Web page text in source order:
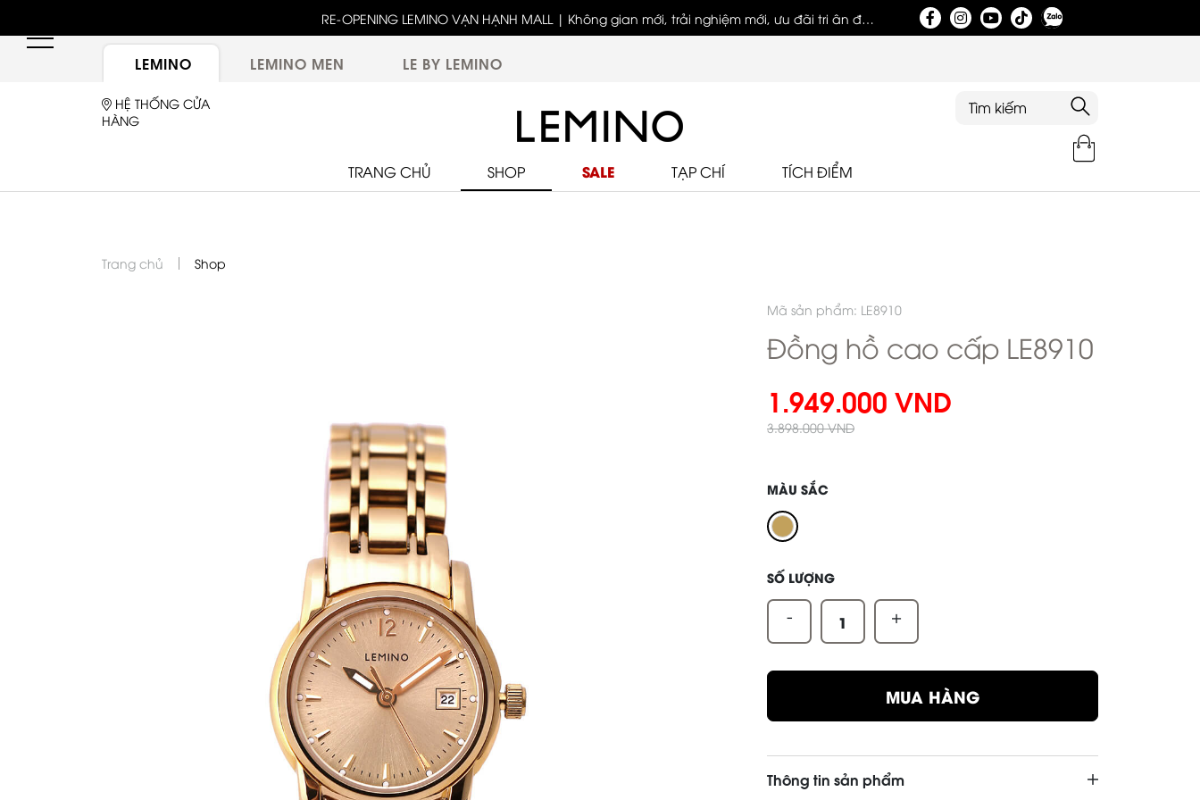
RE-OPENING LEMINO VẠN HẠNH MALL | Không gian mới, trải nghiệm mới, ưu đãi tri ân đặc
biệt
Bốn thế hệ - Một tinh thần thời trang cùng LEMINO Tri ân khách hàng nhân dịp khai trương showroom
LEMINO LEMINO MEN LE BY LEMINO
HỆ THỐNG CỬA
HÀNG
TRANG CHỦ SHOP SALE TẠP CHÍ TÍCH ĐIỂM
Trang chủ Shop
Mã sản phẩm: LE8910
Đồng hồ cao cấp LE8910
1.949.000 VND
3.898.000 VND
MÀU SẮC
SỐ LƯỢNG
- +
MUA HÀNG
Thông tin sản phẩm